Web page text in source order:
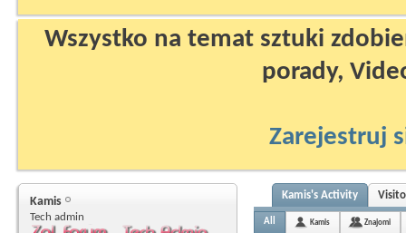
Wszystko na temat sztuki
porady,
Zarejestruj
Kamis
Tech admin
Kamis's Activity
All Kamis Znajomi